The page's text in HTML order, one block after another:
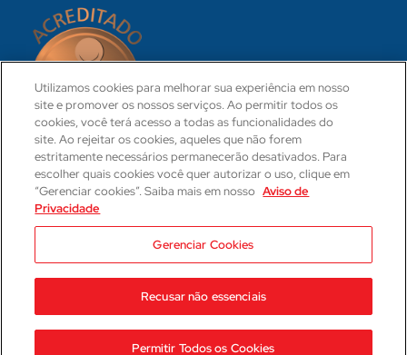
CRM 31-PR
Responsável Técnica Médica
CRM: 29623-PR | RQE: 21593
2023 © Hospital Cajuru Aviso de Privacidade
Utilizamos cookies para melhorar sua experiência em nosso
site e promover os nossos serviços. Ao permitir todos os
cookies, você terá acesso a todas as funcionalidades do
site. Ao rejeitar os cookies, aqueles que não forem
estritamente necessários permanecerão desativados. Para
escolher quais cookies você quer autorizar o uso, clique em
“Gerenciar cookies”. Saiba mais em nosso Aviso de
Privacidade
Gerenciar Cookies
Recusar não essenciais
Permitir Todos os Cookies